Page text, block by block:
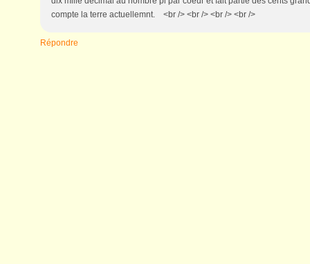
compte la terre actuellemnt. <br /> <br /> <br /> <br />
Répondre